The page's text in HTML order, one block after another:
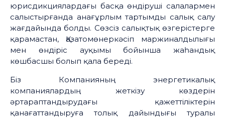
юрисдикциялардағы басқа өндіруші салалармен
салыстырғанда анағұрлым тартымды салық салу
жағдайында болды. Сөзсіз салықтық өзгерістерге
қарамастан, Қазатомөнеркәсіп маржиналдылығы
мен өндіріс ауқымы бойынша жаһандық
көшбасшы болып қала береді.
Біз Компанияның энергетикалық
компаниялардың жеткізу көздерін
әртараптандырудағы қажеттіліктерін
қанағаттандыруға толық дайындығы туралы